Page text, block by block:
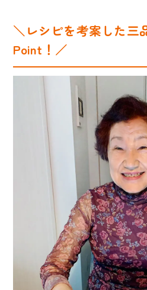
＼レシピを考案した三
Point！／